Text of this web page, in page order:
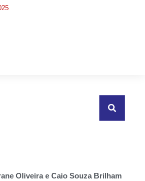
Oliveira e Caio Souza Brilham